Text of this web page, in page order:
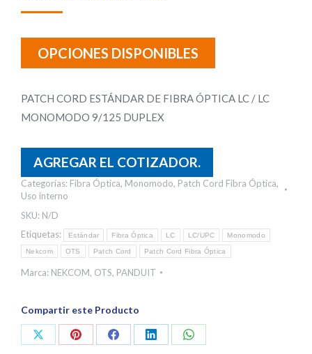
OPCIONES DISPONIBLES
PATCH CORD ESTÁNDAR DE FIBRA ÓPTICA LC / LC
MONOMODO 9/125 DUPLEX
AGREGAR EL COTIZADOR.
Categorías: Fibra Óptica, Monomodo, Patch Cord Fibra Óptica,
Uso interno
SKU: N/D
Etiquetas:
Estándar Fibra Óptica LC LC/UPC Monomodo
Nekcom OTS Patch Cord Patch Cord Fibra Óptica
Marca: NEKCOM, OTS, PANDUIT
Compartir este Producto
Share
Share
Share
Share
Share